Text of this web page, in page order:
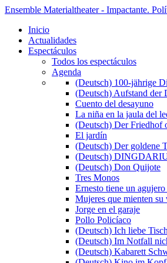
Ensemble Materialtheater - Impactante.
Inicio
Actualidades
Espectáculos
Todos los espectáculos
Agenda
(Deutsch) 100-jährige
(Deutsch) Aufstand der
Cuento del desayuno
La niña en la jaula del
(Deutsch) Der Friedhof
El jardín
(Deutsch) Der goldene
(Deutsch)
(Deutsch) Don Quijote
Tres Monos
Ernesto tiene un
Mujeres que mienten su
Jorge en el garaje
Pollo Policíaco
(Deutsch) Ich liebe Tisch
(Deutsch) Im Notfall
(Deutsch) Kabarett